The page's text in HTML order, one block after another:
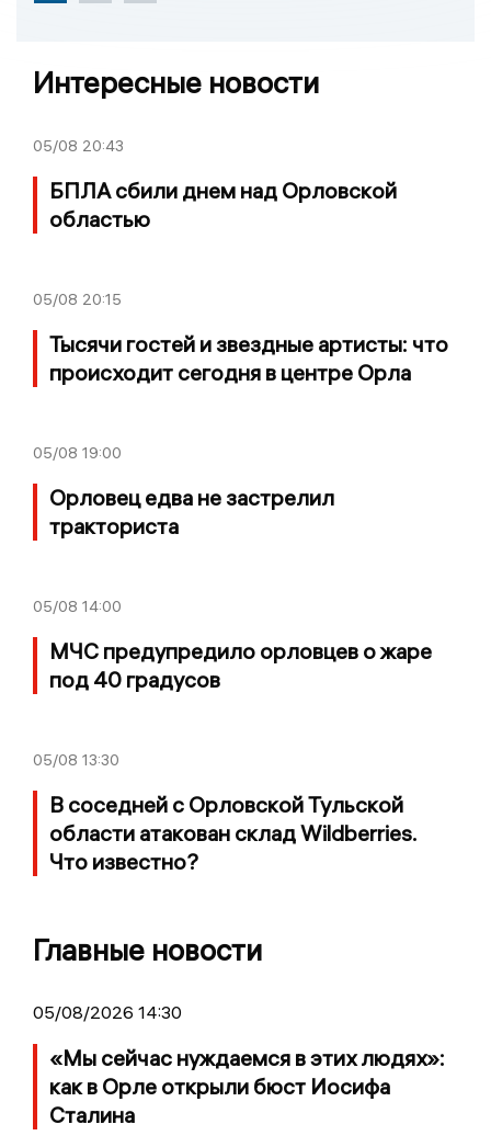
Интересные новости
05/08 20:43
БПЛА сбили днем над Орловской
областью
05/08 20:15
Тысячи гостей и звездные артисты: что
происходит сегодня в центре Орла
05/08 19:00
Орловец едва не застрелил
тракториста
05/08 14:00
МЧС предупредило орловцев о жаре
под 40 градусов
05/08 13:30
В соседней с Орловской Тульской
области атакован склад Wildberries.
Что известно?
Главные новости
05/08/2026 14:30
«Мы сейчас нуждаемся в этих людях»:
как в Орле открыли бюст Иосифа
Сталина